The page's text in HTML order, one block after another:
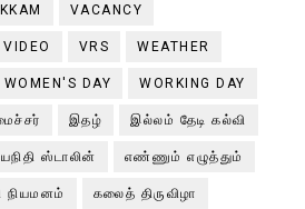
VACANCY
VIDEO VRS WEATHER
WOMEN'S DAY WORKING DAY
இதழ் இல்லம் தேடி கல்வி
ஸ்டாலின் எண்ணும் எழுத்தும்
நியமனம் கலைத் திருவிழா